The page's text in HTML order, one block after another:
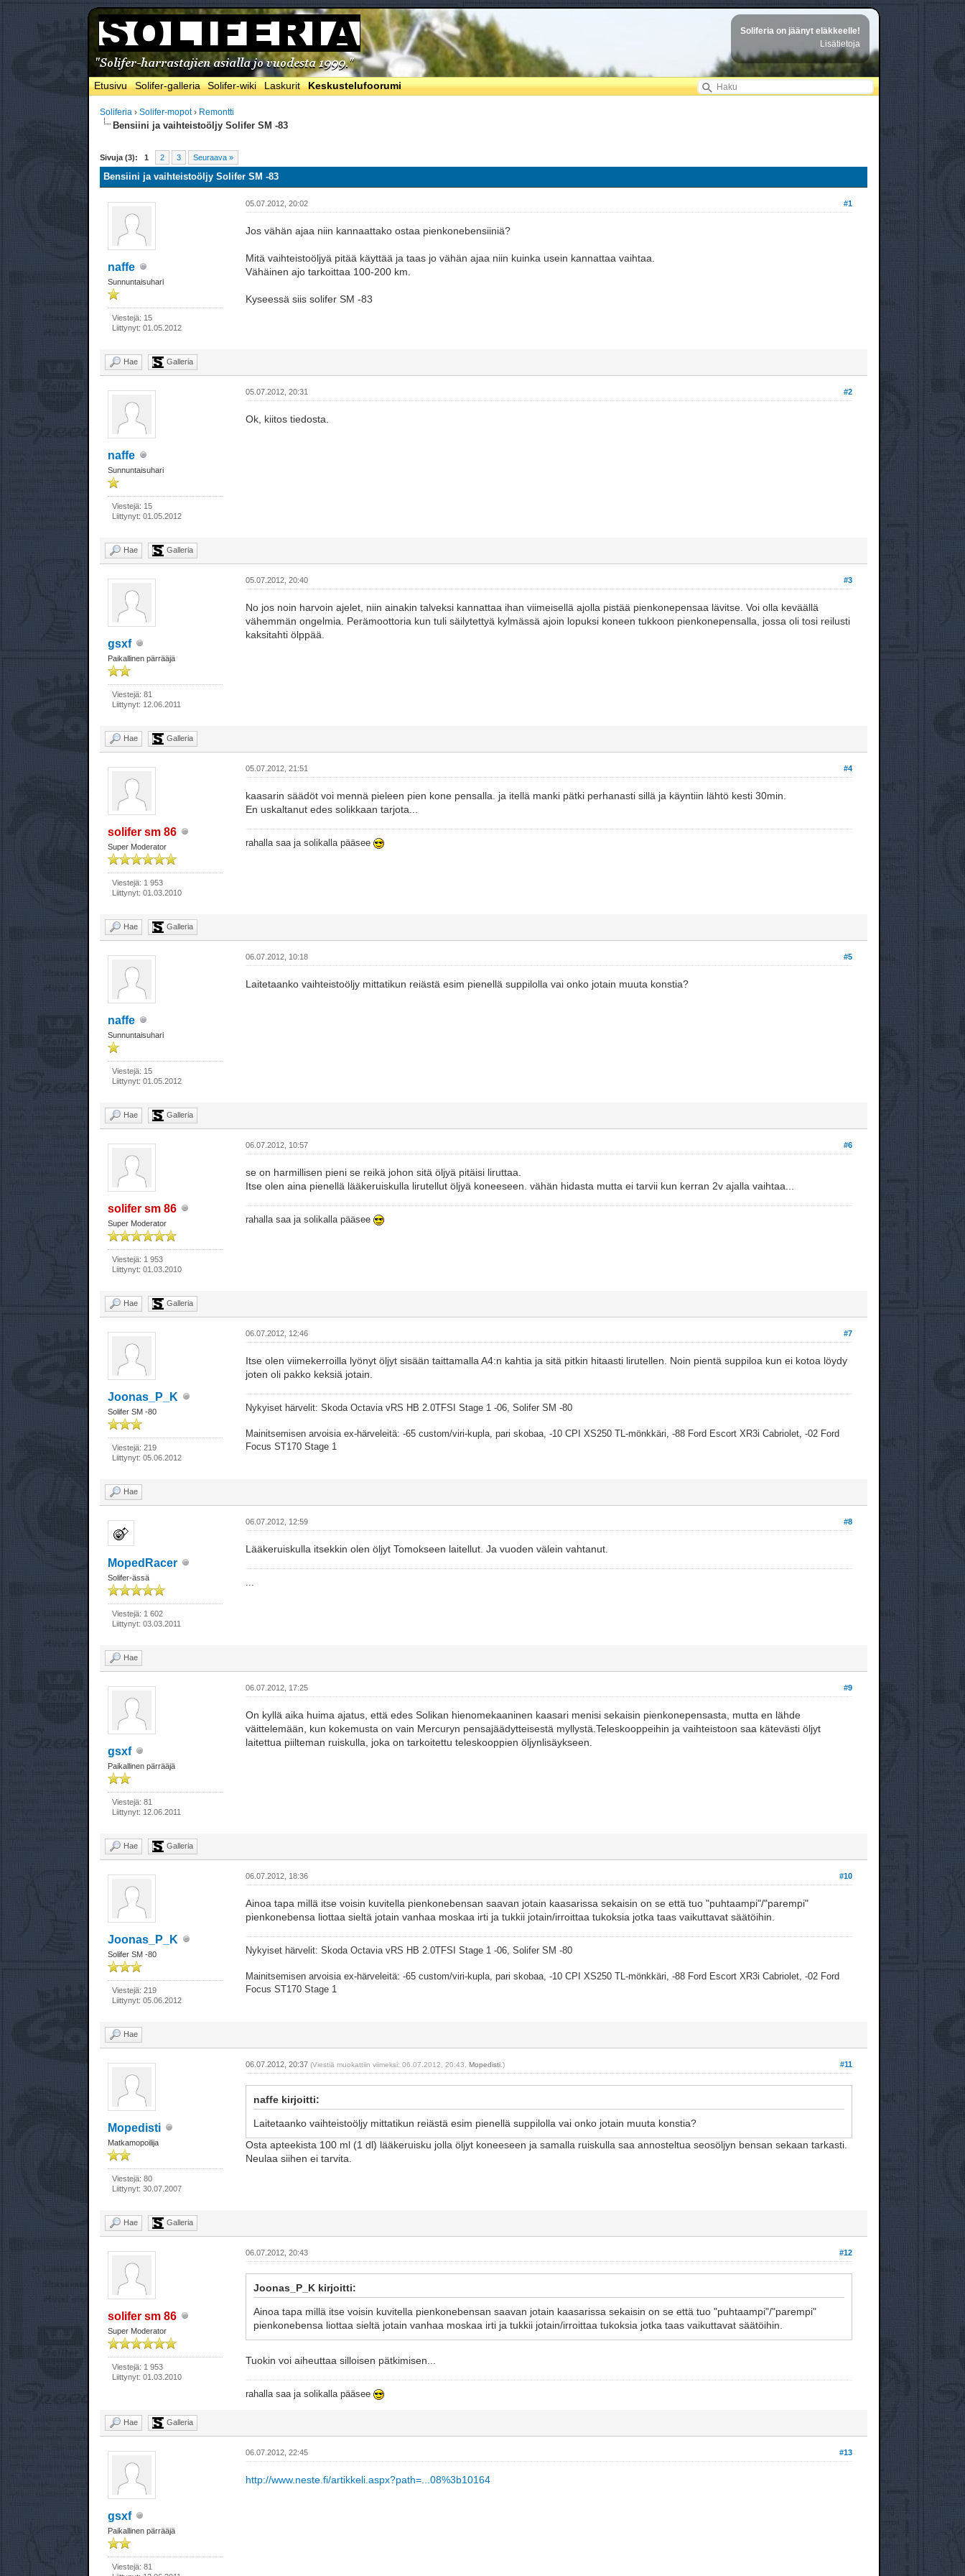
Soliferia on jäänyt eläkkeelle!
Lisätietoja
Etusivu Solifer-galleria Solifer-wiki Laskurit Keskustelufoorumi
Soliferia ›Solifer-mopot› Remontti
Bensiini ja vaihteistoöljy Solifer SM -83
Sivuja (3): 1 2 3 Seuraava »
Bensiini ja vaihteistoöljy Solifer SM -83
naffe
Sunnuntaisuhari
Viestejä: 15
Liittynyt: 01.05.2012
#1
05.07.2012, 20:02
Jos vähän ajaa niin kannaattako ostaa pienkonebensiiniä?
Mitä vaihteistoöljyä pitää käyttää ja taas jo vähän ajaa niin kuinka usein kannattaa vaihtaa.
Vähäinen ajo tarkoittaa 100-200 km.
Kyseessä siis solifer SM -83
Hae Galleria
naffe
Sunnuntaisuhari
Viestejä: 15
Liittynyt: 01.05.2012
#2
05.07.2012, 20:31
Ok, kiitos tiedosta.
Hae Galleria
gsxf
Paikallinen pärrääjä
Viestejä: 81
Liittynyt: 12.06.2011
#3
05.07.2012, 20:40
No jos noin harvoin ajelet, niin ainakin talveksi kannattaa ihan viimeisellä ajolla pistää pienkonepensaa lävitse. Voi olla keväällä
vähemmän ongelmia. Perämoottoria kun tuli säilytettyä kylmässä ajoin lopuksi koneen tukkoon pienkonepensalla, jossa oli tosi reilusti
kaksitahti ölppää.
Hae Galleria
solifer sm 86
Super Moderator
Viestejä: 1 953
Liittynyt: 01.03.2010
#4
05.07.2012, 21:51
kaasarin säädöt voi mennä pieleen pien kone pensalla. ja itellä manki pätki perhanasti sillä ja käyntiin lähtö kesti 30min.
En uskaltanut edes solikkaan tarjota...
rahalla saa ja solikalla pääsee
Hae Galleria
naffe
Sunnuntaisuhari
Viestejä: 15
Liittynyt: 01.05.2012
#5
06.07.2012, 10:18
Laitetaanko vaihteistoöljy mittatikun reiästä esim pienellä suppilolla vai onko jotain muuta konstia?
Hae Galleria
solifer sm 86
Super Moderator
Viestejä: 1 953
Liittynyt: 01.03.2010
#6
06.07.2012, 10:57
se on harmillisen pieni se reikä johon sitä öljyä pitäisi liruttaa.
Itse olen aina pienellä lääkeruiskulla lirutellut öljyä koneeseen. vähän hidasta mutta ei tarvii kun kerran 2v ajalla vaihtaa...
rahalla saa ja solikalla pääsee
Hae Galleria
Joonas_P_K
Solifer SM -80
Viestejä: 219
Liittynyt: 05.06.2012
#7
06.07.2012, 12:46
Itse olen viimekerroilla lyönyt öljyt sisään taittamalla A4:n kahtia ja sitä pitkin hitaasti lirutellen. Noin pientä suppiloa kun ei kotoa löydy
joten oli pakko keksiä jotain.
Nykyiset härvelit: Skoda Octavia vRS HB 2.0TFSI Stage 1 -06, Solifer SM -80
Mainitsemisen arvoisia ex-härveleitä: -65 custom/viri-kupla, pari skobaa, -10 CPI XS250 TL-mönkkäri, -88 Ford Escort XR3i Cabriolet, -02 Ford
Focus ST170 Stage 1
Hae
MopedRacer
Solifer-ässä
Viestejä: 1 602
Liittynyt: 03.03.2011
#8
06.07.2012, 12:59
Lääkeruiskulla itsekkin olen öljyt Tomokseen laitellut. Ja vuoden välein vahtanut.
Hae
gsxf
Paikallinen pärrääjä
Viestejä: 81
Liittynyt: 12.06.2011
#9
06.07.2012, 17:25
On kyllä aika huima ajatus, että edes Solikan hienomekaaninen kaasari menisi sekaisin pienkonepensasta, mutta en lähde
väittelemään, kun kokemusta on vain Mercuryn pensajäädytteisestä myllystä.Teleskooppeihin ja vaihteistoon saa kätevästi öljyt
laitettua piilteman ruiskulla, joka on tarkoitettu teleskooppien öljynlisäykseen.
Hae Galleria
Joonas_P_K
Solifer SM -80
Viestejä: 219
Liittynyt: 05.06.2012
#10
06.07.2012, 18:36
Ainoa tapa millä itse voisin kuvitella pienkonebensan saavan jotain kaasarissa sekaisin on se että tuo "puhtaampi"/"parempi"
pienkonebensa liottaa sieltä jotain vanhaa moskaa irti ja tukkii jotain/irroittaa tukoksia jotka taas vaikuttavat säätöihin.
Nykyiset härvelit: Skoda Octavia vRS HB 2.0TFSI Stage 1 -06, Solifer SM -80
Mainitsemisen arvoisia ex-härveleitä: -65 custom/viri-kupla, pari skobaa, -10 CPI XS250 TL-mönkkäri, -88 Ford Escort XR3i Cabriolet, -02 Ford
Focus ST170 Stage 1
Hae
Mopedisti
Matkamopoilija
Viestejä: 80
Liittynyt: 30.07.2007
#11
06.07.2012, 20:37(Viestiä muokattiin viimeksi: 06.07.2012, 20:43,Mopedisti .)
naffe kirjoitti:
Laitetaanko vaihteistoöljy mittatikun reiästä esim pienellä suppilolla vai onko jotain muuta konstia?
Osta apteekista 100 ml (1 dl) lääkeruisku jolla öljyt koneeseen ja samalla ruiskulla saa annosteltua seosöljyn bensan sekaan tarkasti.
Neulaa siihen ei tarvita.
Hae Galleria
solifer sm 86
Super Moderator
Viestejä: 1 953
Liittynyt: 01.03.2010
#12
06.07.2012, 20:43
Joonas_P_K kirjoitti:
Ainoa tapa millä itse voisin kuvitella pienkonebensan saavan jotain kaasarissa sekaisin on se että tuo "puhtaampi"/"parempi"
pienkonebensa liottaa sieltä jotain vanhaa moskaa irti ja tukkii jotain/irroittaa tukoksia jotka taas vaikuttavat säätöihin.
Tuokin voi aiheuttaa silloisen pätkimisen...
rahalla saa ja solikalla pääsee
Hae Galleria
gsxf
Paikallinen pärrääjä
Viestejä: 81
#13
06.07.2012, 22:45
http://www.neste.fi/artikkeli.aspx?path=...08%3b10164